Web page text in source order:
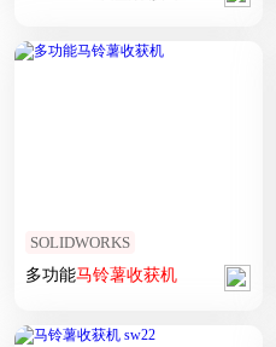
SOLIDWORKS
多功能马铃薯收获机